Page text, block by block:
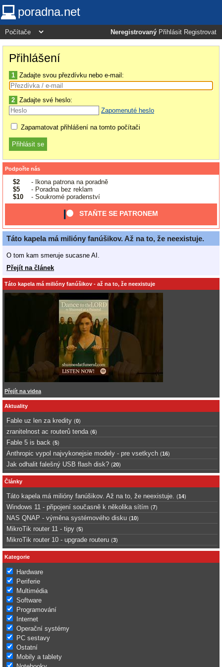
poradna.net
Neregistrovaný Přihlásit Registrovat
Přihlášení
1 Zadajte svou přezdívku nebo e-mail:
2 Zadajte své heslo:
Zapomenuté heslo
Zapamatovat přihlášení na tomto počítači
Podpořte nás
$2
- Ikona patrona na poradně
$5
- Poradna bez reklam
$10
- Soukromé poradenství
STAŇTE SE PATRONEM
Táto kapela má milióny fanúšikov. Až na to, že neexistuje.
O tom kam smeruje sucasne AI.
Přejít na článek
Táto kapela má milióny fanúšikov - až na to, že neexistuje
Přejít na videa
Aktuality
Fable uz len za kredity (0)
zranitelnost ac routerů tenda (6)
Fable 5 is back (5)
Anthropic vypol najvykonejsie modely - pre vsetkych (16)
Jak odhalit falešný USB flash disk? (20)
Články
Táto kapela má milióny fanúšikov. Až na to, že neexistuje. (14)
Windows 11 - připojení současně k několika sítím (7)
NAS QNAP - výměna systémového disku (10)
MikroTik router 11 - tipy (5)
MikroTik router 10 - upgrade routeru (3)
Kategorie
Hardware
Periferie
Multimédia
Software
Programování
Internet
Operační systémy
PC sestavy
Ostatní
Mobily a tablety